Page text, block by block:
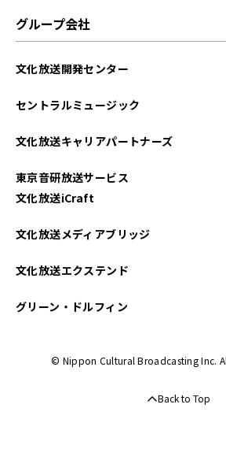
グループ会社
文化放送開発センター
セントラルミュージック
文化放送キャリアパートナーズ
東京音研放送サービス
文化放送iCraft
文化放送メディアブリッジ
文化放送エクステンド
グリーン・ドルフィン
© Nippon Cultural Broadcasting Inc.
Back to Top